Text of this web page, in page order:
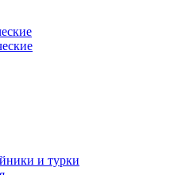
и турки